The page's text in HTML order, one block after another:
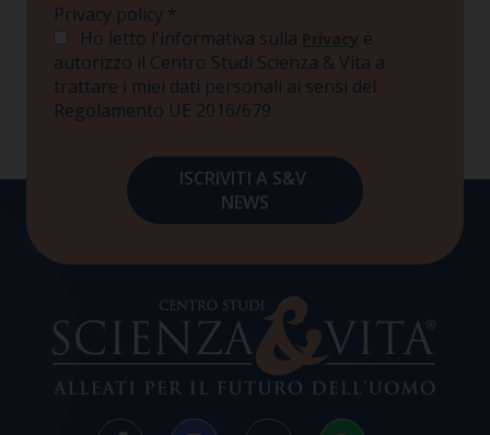
Privacy policy *
Ho letto l'informativa sulla Privacy e
autorizzo il Centro Studi Scienza & Vita a
trattare i miei dati personali ai sensi del
Regolamento UE 2016/679